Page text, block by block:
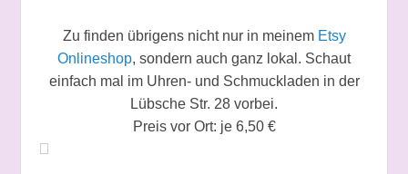
Zu finden übrigens nicht nur in meinem Etsy
Onlineshop, sondern auch ganz lokal. Schaut
einfach mal im Uhren- und Schmuckladen in der
Lübsche Str. 28 vorbei.
Preis vor Ort: je 6,50 €